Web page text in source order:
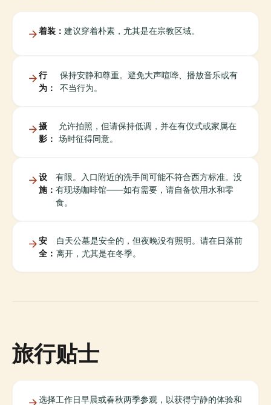
着装： 建议穿着朴素，尤其是在宗教区域。
行
为：
保持安静和尊重。避免大声喧哗、播放音乐或有
不当行为。
摄
影：
允许拍照，但请保持低调，并在有仪式或家属在
场时征得同意。
设
施：
有限。入口附近的洗手间可能不符合西方标准。没
有现场咖啡馆——如有需要，请自备饮用水和零
食。
安
全：
白天公墓是安全的，但夜晚没有照明。请在日落前
离开，尤其是在冬季。
旅行贴士
选择工作日早晨或春秋两季参观，以获得宁静的体验和